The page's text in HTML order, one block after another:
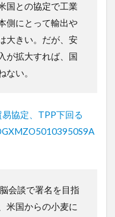
国との協定で工業
側にとって輸出や
大きい。だが、安
が拡大すれば、国
ない。
協定、TPP下回る
会談で署名を目指
米国からの小麦に